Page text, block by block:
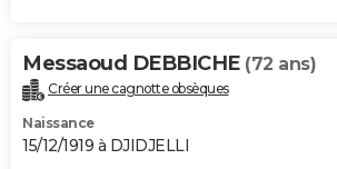
Messaoud DEBBICHE (72 ans)
Créer une cagnotte obsèques
Naissance
15/12/1919 à DJIDJELLI